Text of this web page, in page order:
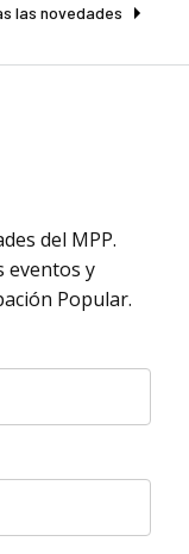
las novedades
del MPP.
eventos y
Popular.